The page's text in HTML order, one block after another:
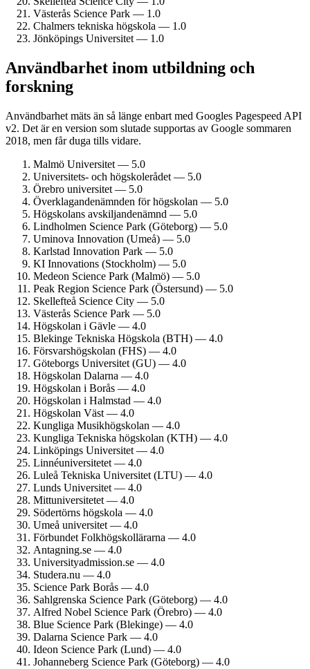
Västerås Science Park — 1.0
Chalmers tekniska högskola — 1.0
Jönköpings Universitet — 1.0
Användbarhet inom utbildning och
forskning
Användbarhet mäts än så länge enbart med Googles Pagespeed API
v2. Det är en version som slutade supportas av Google sommaren
2018, men får duga tills vidare.
Malmö Universitet — 5.0
Universitets- och högskolerådet — 5.0
Örebro universitet — 5.0
Överklagande­nämnden för högskolan — 5.0
Högskolans avskiljande­nämnd — 5.0
Lindholmen Science Park (Göteborg) — 5.0
Uminova Innovation (Umeå) — 5.0
Karlstad Innovation Park — 5.0
KI Innovations (Stockholm) — 5.0
Medeon Science Park (Malmö) — 5.0
Peak Region Science Park (Östersund) — 5.0
Skellefteå Science City — 5.0
Västerås Science Park — 5.0
Högskolan i Gävle — 4.0
Blekinge Tekniska Högskola (BTH) — 4.0
Försvars­högskolan (FHS) — 4.0
Göteborgs Universitet (GU) — 4.0
Högskolan Dalarna — 4.0
Högskolan i Borås — 4.0
Högskolan i Halmstad — 4.0
Högskolan Väst — 4.0
Kungliga Musik­högskolan — 4.0
Kungliga Tekniska högskolan (KTH) — 4.0
Linköpings Universitet — 4.0
Linné­universitetet — 4.0
Luleå Tekniska Universitet (LTU) — 4.0
Lunds Universitet — 4.0
Mitt­universitetet — 4.0
Södertörns högskola — 4.0
Umeå universitet — 4.0
Förbundet Folkhögskol­lärarna — 4.0
Antagning.se — 4.0
University­admission.se — 4.0
Studera.nu — 4.0
Science Park Borås — 4.0
Sahlgrenska Science Park (Göteborg) — 4.0
Alfred Nobel Science Park (Örebro) — 4.0
Blue Science Park (Blekinge) — 4.0
Dalarna Science Park — 4.0
Ideon Science Park (Lund) — 4.0
Johanneberg Science Park (Göteborg) — 4.0